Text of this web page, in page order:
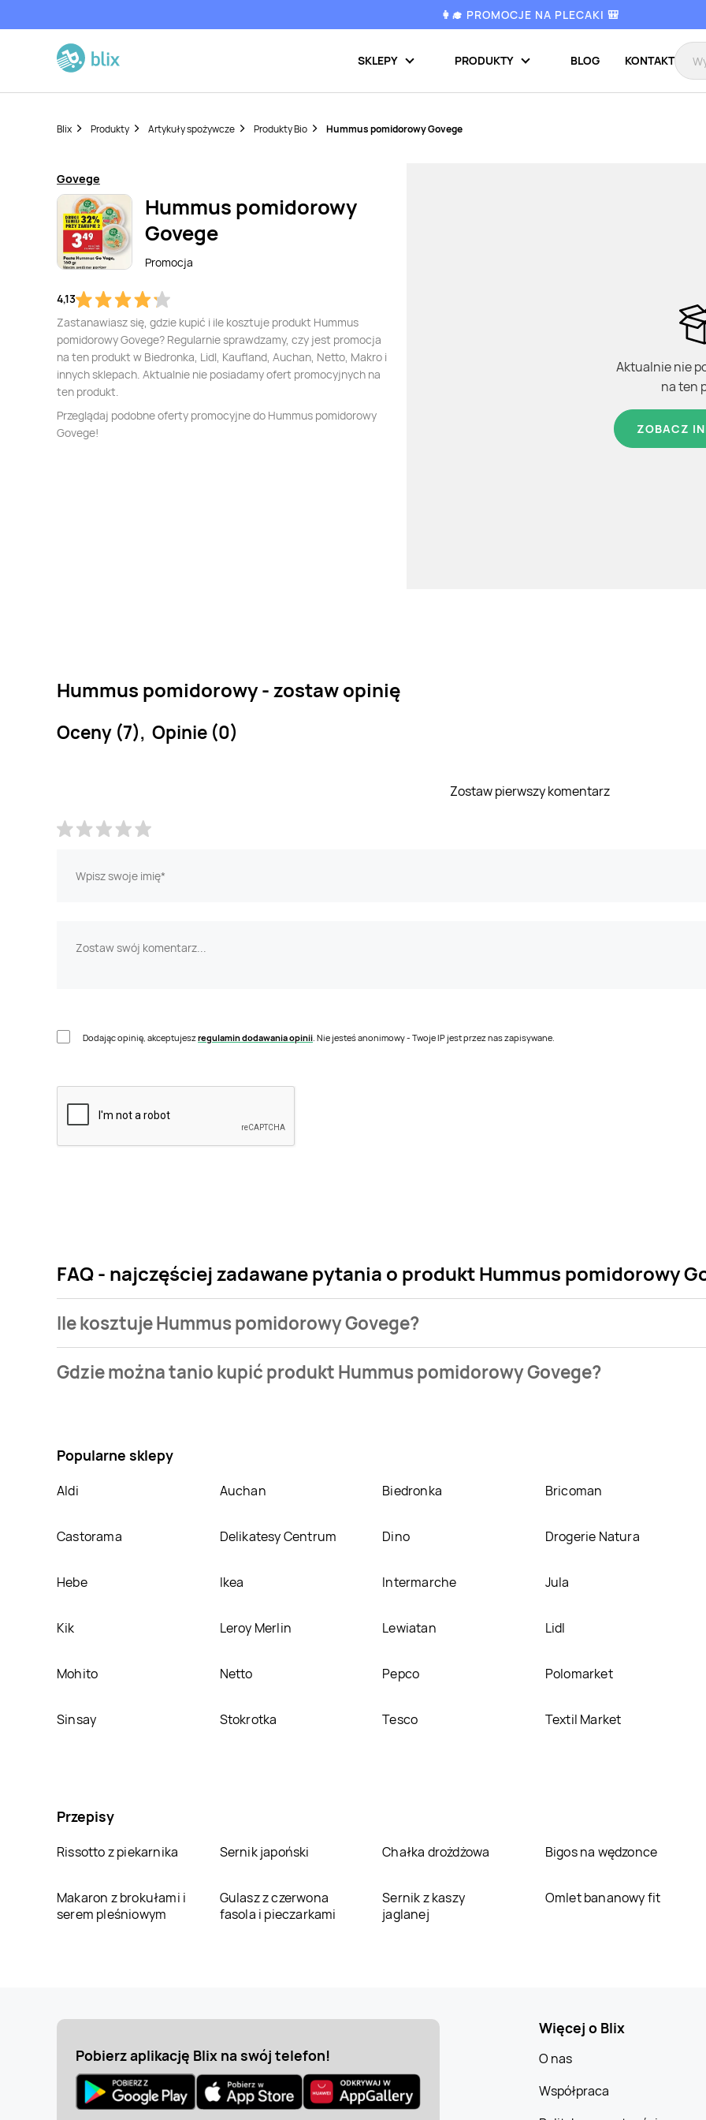
👩‍🎓 PROMOCJE NA PLECAKI 🎒
SKLEPY PRODUKTY BLOG KONTAKT
Blix Produkty Artykuły spożywcze Produkty Bio Hummus pomidorowy Govege
Govege
Hummus pomidorowy
Govege
Promocja
4,13
Zastanawiasz się, gdzie kupić i ile kosztuje produkt Hummus
pomidorowy Govege? Regularnie sprawdzamy, czy jest promocja
na ten produkt w Biedronka, Lidl, Kaufland, Auchan, Netto, Makro i
innych sklepach. Aktualnie nie posiadamy ofert promocyjnych na
ten produkt.
Przeglądaj podobne oferty promocyjne do Hummus pomidorowy
Govege!
Aktualnie nie
na ten
ZOBACZ
Hummus pomidorowy - zostaw opinię
Oceny (7), Opinie (0)
Zostaw pierwszy komentarz
Dodając opinię, akceptujeszregulamin dodawania opinii . Nie jesteś anonimowy - Twoje IP jest przez nas zapisywane.
FAQ - najczęściej zadawane pytania o produkt Hummus pomidorowy
Ile kosztuje Hummus pomidorowy Govege?
pomidorowy Govege kosztuje od 2,79 zł do 3,49 zł.
Gdzie można tanio kupić produkt Hummus pomidorowy Govege?
Popularne sklepy
Aldi Auchan Biedronka Bricoman
Castorama Delikatesy Centrum Dino Drogerie Natura
Hebe Ikea Intermarche Jula
Kik Leroy Merlin Lewiatan Lidl
Mohito Netto Pepco Polomarket
Sinsay Stokrotka Tesco Textil Market
Przepisy
Rissotto z piekarnika Sernik japoński Chałka drożdżowa Bigos na wędzonce
Makaron z brokułami i
serem pleśniowym
Gulasz z czerwona
fasola i pieczarkami
Sernik z kaszy
jaglanej
Omlet bananowy fit
Pobierz aplikację Blix na swój telefon!
Więcej o Blix
O nas
Współpraca